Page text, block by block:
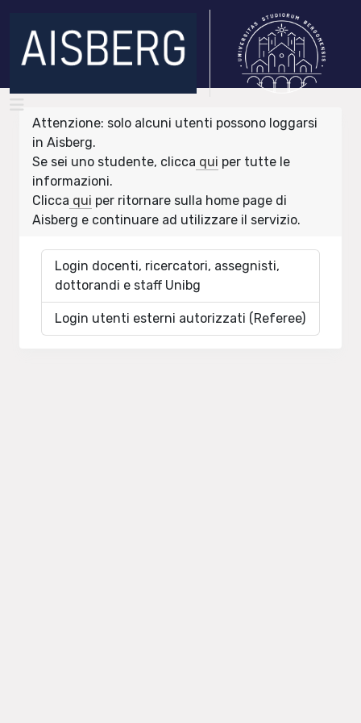
Attenzione: solo alcuni utenti possono loggarsi
in Aisberg.
Se sei uno studente, clicca qui per tutte le
informazioni.
Clicca qui per ritornare sulla home page di
Aisberg e continuare ad utilizzare il servizio.
Login docenti, ricercatori, assegnisti,
dottorandi e staff Unibg
Login utenti esterni autorizzati (Referee)